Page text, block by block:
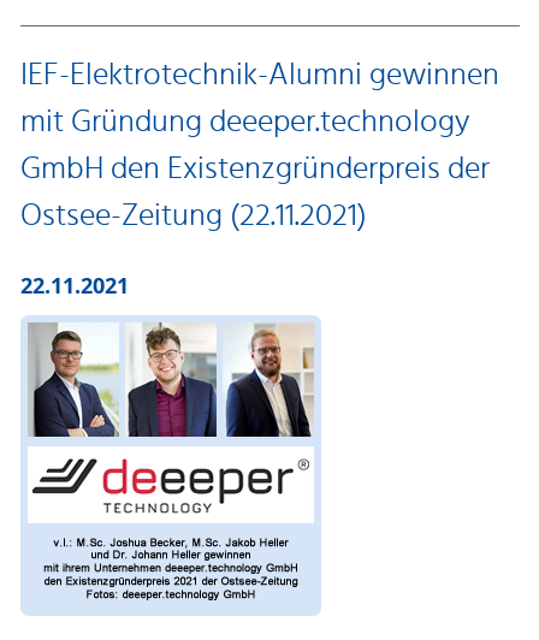
IEF-Elektrotechnik-Alumni gewinnen
mit Gründung deeeper.technology
GmbH den Existenzgründerpreis der
Ostsee-Zeitung (22.11.2021)
22.11.2021